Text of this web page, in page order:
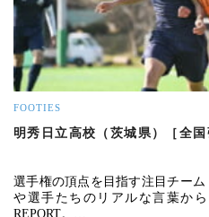
FOOTIES
明秀日立高校（茨城県）［全
選手権の頂点を目指す注目チー
や選手たちのリアルな言葉か
REPORT。…